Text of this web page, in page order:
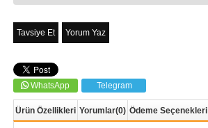
Tavsiye Et Yorum Yaz
WhatsApp Telegram
Ürün Özellikleri Yorumlar(0) Ödeme Seçenekleri